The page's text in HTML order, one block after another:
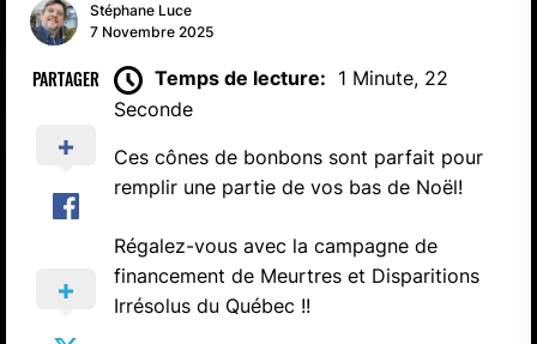
Stéphane Luce
7 Novembre 2025
PARTAGER Temps de lecture: 1 Minute, 22
Seconde
Ces cônes de bonbons sont parfait pour
remplir une partie de vos bas de Noël!
Régalez-vous avec la campagne de
financement de Meurtres et Disparitions
Irrésolus du Québec !!